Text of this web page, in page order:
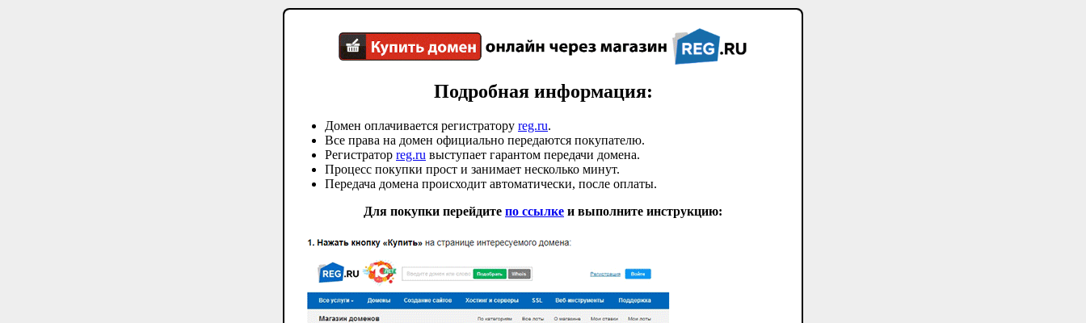
Подробная информация:
Домен оплачивается регистратору reg.ru.
Все права на домен официально передаются покупателю.
Регистратор reg.ru выступает гарантом передачи домена.
Процесс покупки прост и занимает несколько минут.
Передача домена происходит автоматически, после оплаты.
Для покупки перейдите по ссылке и выполните инструкцию: